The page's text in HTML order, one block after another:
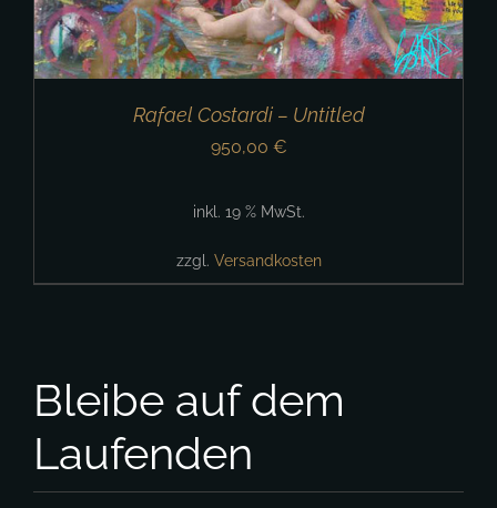
Rafael Costardi – Untitled
950,00 €
inkl. 19 % MwSt.
zzgl. Versandkosten
Bleibe auf dem
Laufenden